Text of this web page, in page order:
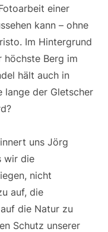
einer
kann – ohne
Im Hintergrund
höchste Berg im
hält auch in
lange der Gletscher
uns Jörg
wir die
nicht
auf, die
die Natur zu
Schutz unserer